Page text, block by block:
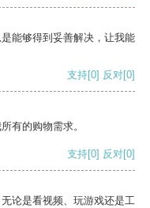
能够得到妥善解决，让我能
支持[0] 反对[0]
有的购物需求。
支持[0] 反对[0]
论是看视频、玩游戏还是工